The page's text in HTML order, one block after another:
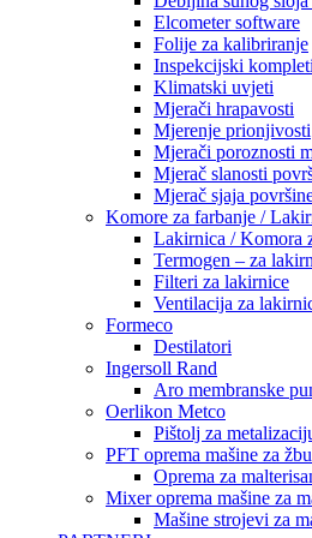
Elcometer software
Folije za kalibriranje
Inspekcijski kompleti
Klimatski uvjeti
Mjerači hrapavosti
Mjerenje prionjivosti
Mjerači poroznosti
Mjerač slanosti
Mjerač sjaja
Komore za farbanje /
Lakirnica / Komora
Termogen – za
Filteri za lakirnice
Ventilacija za
Formeco
Destilatori
Ingersoll Rand
Aro membranske
Oerlikon Metco
Pištolj za
PFT oprema mašine za
Oprema za
Mixer oprema mašine za
Mašine strojevi za